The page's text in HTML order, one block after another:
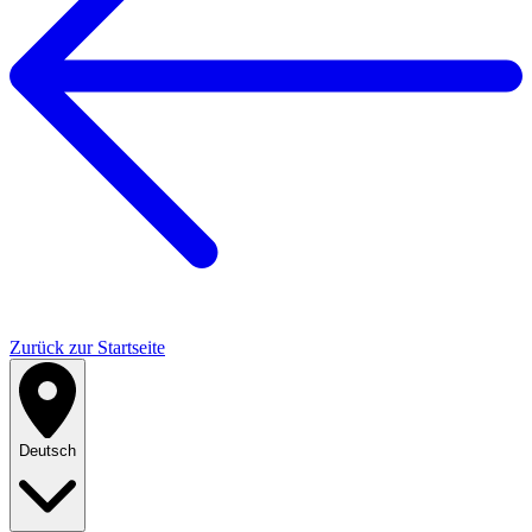
Zurück zur Startseite
Deutsch